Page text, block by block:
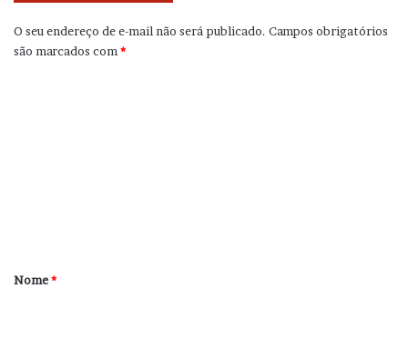
O seu endereço de e-mail não será publicado. Campos obrigatórios
são marcados com *
r
Nome*